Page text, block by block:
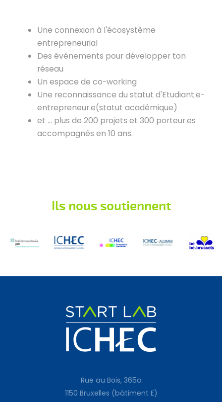
Une connexion à l'écosystème
entrepreneurial
Des événements pour développer ton
réseau
Un espace de co-working
Une reconnaissance du statut d'Etudiant.e-
entrepreneur.e(statut académique)
et ... plus de 200 projets et 300 porteur.es
accompagnés en 10 ans.
Ils nous soutiennent
Rue au Bois, 365a
1150 Bruxelles (bâtiment E)